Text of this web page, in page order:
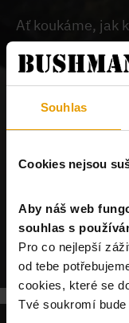
Souhlas
Cookies nejsou
Aby náš web
souhlas s
Pro co nejlepší
od tebe
cookies, které se
Tvé soukromí
Ať koukáme, jak
odkazem na
chybně zadaný
POKRAČUJ NA